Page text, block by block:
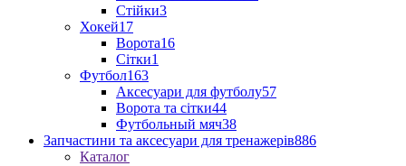
Стійки3
Хокей17
Ворота16
Сітки1
Футбол163
Аксесуари для футболу57
Ворота та сітки44
Футбольный мяч38
Запчастини та аксесуари для тренажерів886
Каталог